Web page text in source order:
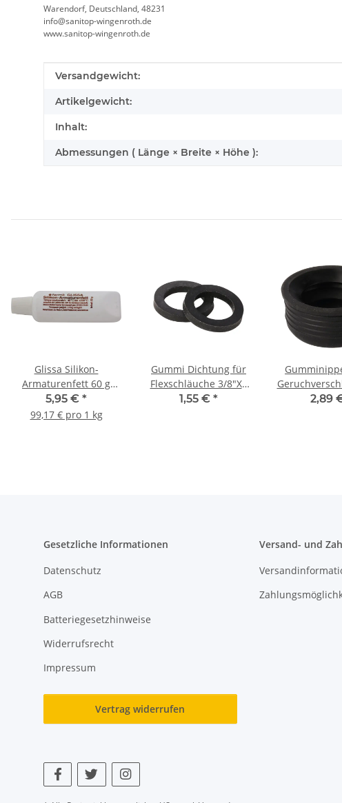
Warendorf, Deutschland, 48231
info@sanitop-wingenroth.de
www.sanitop-wingenroth.de
Produkteigenschaft
Wert
Versandgewicht:
Artikelgewicht:
Inhalt:
Abmessungen ( Länge × Breite × Höhe ):
Glissa Silikon-
Armaturenfett 60 g
Tube
5,95 € *
99,17 € pro 1 kg
Gummi Dichtung für
Flexschläuche 3/8"X2
2er
1,55 € *
Gumminippel 2"
68
2,89
Gesetzliche Informationen
Datenschutz
AGB
Batteriegesetzhinweise
Widerrufsrecht
Impressum
Vertrag widerrufen
Versand- und